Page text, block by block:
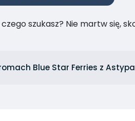
szukasz? Nie martw się,
Blue Star Ferries z